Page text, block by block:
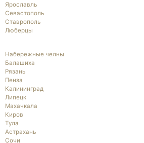
Ярославль
Севастополь
Ставрополь
Люберцы
Набережные челны
Балашиха
Рязань
Пенза
Калининград
Липецк
Махачкала
Киров
Тула
Астрахань
Сочи